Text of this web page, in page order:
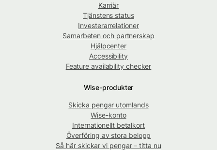
Karriär
Tjänstens status
Investerarrelationer
Samarbeten och partnerskap
Hjälpcenter
Accessibility
Feature availability checker
Wise-produkter
Skicka pengar utomlands
Wise-konto
Internationellt betalkort
Överföring av stora belopp
Så här skickar vi pengar – titta nu